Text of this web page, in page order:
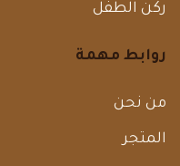
ركن الطفل
روابط مهمة
من نحن
المتجر